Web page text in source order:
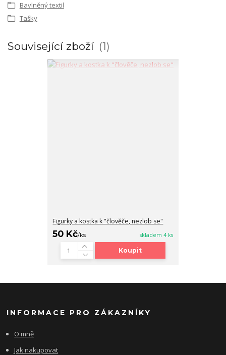
Bavlněný textil
Tašky
Související zboží 1
Figurky a kostka k "člověče, nezlob se"
50 Kč/ks skladem 4 ks
Koupit
INFORMACE PRO ZÁKAZNÍKY
O mně
Jak nakupovat